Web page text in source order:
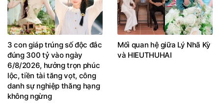
3 con giáp trúng số độc đắc
đúng 300 tỷ vào ngày
6/8/2026, hưởng trọn phúc
lộc, tiền tài tăng vọt, công
danh sự nghiệp thăng hạng
không ngừng
Mối quan hệ giữa Lý Nhã Kỳ
và HIEUTHUHAI